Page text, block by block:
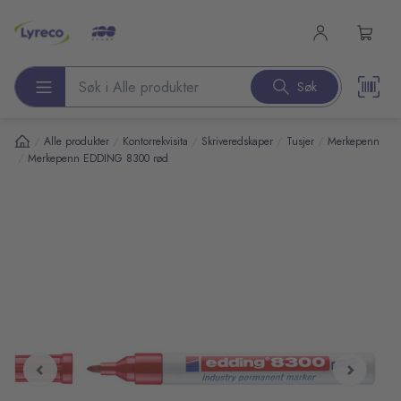
Søk etter produkter Søk
Alle produkter Kontorrekvisita Skriveredskaper Tusjer Merkepenn
Merkepenn EDDING 8300 rød